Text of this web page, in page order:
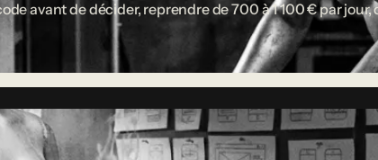
avant de décider, reprendre de 700 à 1 100 € par jour,